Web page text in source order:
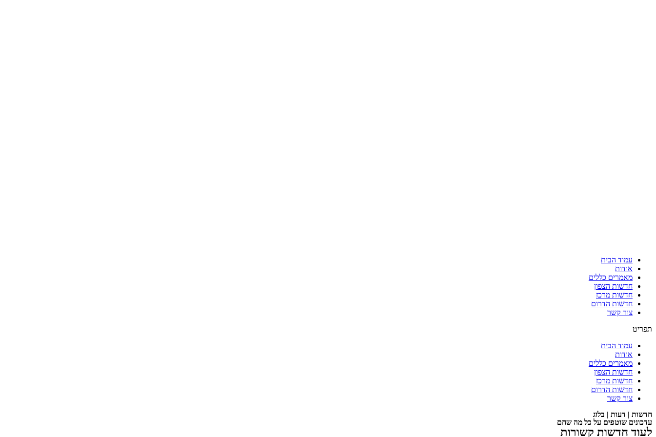
עמוד הבית
אודות
מאמרים כללים
חדשות הצפון
חדשות מרכז
חדשות הדרום
צור קשר
תפריט
עמוד הבית
אודות
מאמרים כללים
חדשות הצפון
חדשות מרכז
חדשות הדרום
צור קשר
חדשות | דעות | בלוג
עדכונים שוטפים על כל מה שחם
לעוד חדשות קשורות